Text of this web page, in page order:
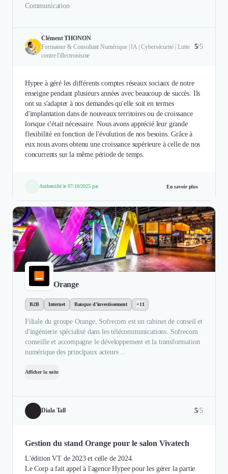
Communication
Clément THONON
Formateur & Consultant Numérique | IA | Cybersécurité | Lutte
contre l'illectronisme
5/5
Hypee à géré les différents comptes réseaux sociaux de notre
enseigne pendant plusieurs années avec beaucoup de succès. Ils
ont su s'adapter à nos demandes qu'elle soit en termes
d'implantation dans de nouveaux territoires ou de croissance
lorsque c'était nécessaire. Nous avons apprécié leur grande
flexibilité en fonction de l'évolution de nos besoins. Grâce à
eux nous avons obtenu une croissance supérieure à celle de nos
concurrents sur la même période de temps.
Authentifié le 07/10/2025 par En savoir plus
Orange
B2B Internet Banque d'investissement +11
Filiale du groupe Orange, Sofrecom est un cabinet de conseil et
d'ingénierie spécialisé dans les télécommunications. Sofrecom
conseille et accompagne le développement et la transformation
numérique des principaux acteurs ...
Afficher la suite
Diala Tall 5/5
Gestion du stand Orange pour le salon Vivatech
L'édition VT de 2023 et celle de 2024.
Le Corp a fait appel à l'agence Hypee pour les gérer la partie